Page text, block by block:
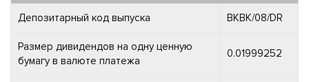
Депозитарный код выпуска BKBK/08/DR
Размер дивидендов на одну ценную
бумагу в валюте платежа
0.01999252